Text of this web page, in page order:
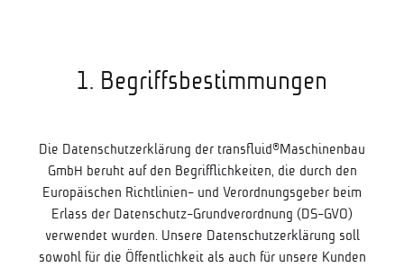
1. Begriffsbestimmungen
Die Datenschutzerklärung der transfluid®Maschinenbau
GmbH beruht auf den Begrifflichkeiten, die durch den
Europäischen Richtlinien- und Verordnungsgeber beim
Erlass der Datenschutz-Grundverordnung (DS-GVO)
verwendet wurden. Unsere Datenschutzerklärung soll
sowohl für die Öffentlichkeit als auch für unsere Kunden